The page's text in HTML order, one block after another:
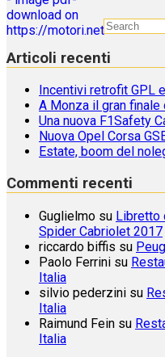
Articoli recenti
Incentivi retrofit GPL
A Monza il gran
Una nuova F1Safety
Estate, boom del
Commenti recenti
Guglielmosu Libretto
Spider Cabriolet 2017
riccardo biffis
Paolo Ferrinisu
Italia
silvio pederzinisu
Italia